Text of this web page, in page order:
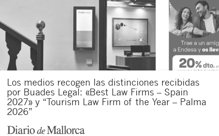
Los medios recogen las distinciones recibidas
por Buades Legal: «Best Law Firms – Spain
2027» y “Tourism Law Firm of the Year – Palma
2026”